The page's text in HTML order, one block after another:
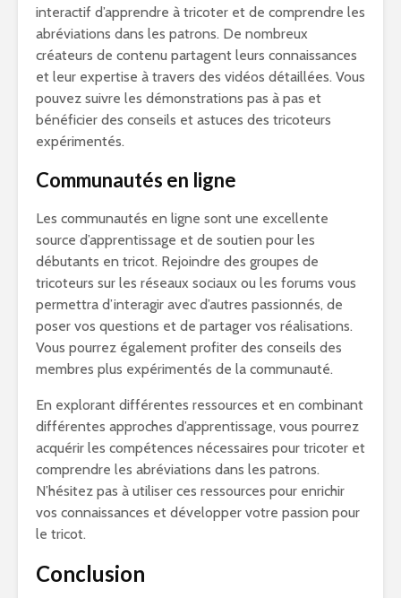
interactif d’apprendre à tricoter et de comprendre les
abréviations dans les patrons. De nombreux
créateurs de contenu partagent leurs connaissances
et leur expertise à travers des vidéos détaillées. Vous
pouvez suivre les démonstrations pas à pas et
bénéficier des conseils et astuces des tricoteurs
expérimentés.
Communautés en ligne
Les communautés en ligne sont une excellente
source d’apprentissage et de soutien pour les
débutants en tricot. Rejoindre des groupes de
tricoteurs sur les réseaux sociaux ou les forums vous
permettra d’interagir avec d’autres passionnés, de
poser vos questions et de partager vos réalisations.
Vous pourrez également profiter des conseils des
membres plus expérimentés de la communauté.
En explorant différentes ressources et en combinant
différentes approches d’apprentissage, vous pourrez
acquérir les compétences nécessaires pour tricoter et
comprendre les abréviations dans les patrons.
N’hésitez pas à utiliser ces ressources pour enrichir
vos connaissances et développer votre passion pour
le tricot.
Conclusion